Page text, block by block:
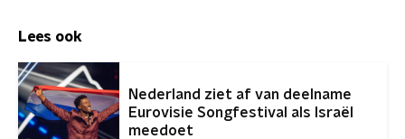
Lees ook
Nederland ziet af van deelname
Eurovisie Songfestival als Israël
meedoet